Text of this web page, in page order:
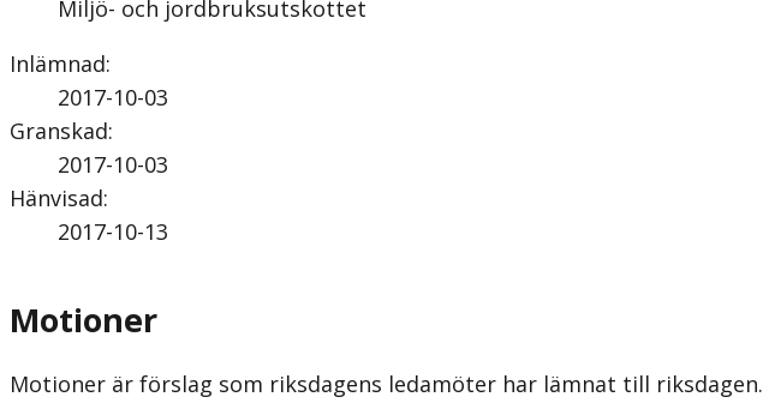
Miljö- och jordbruksutskottet
Inlämnad:
2017-10-03
Granskad:
2017-10-03
Hänvisad:
2017-10-13
Motioner
Motioner är förslag som riksdagens ledamöter har lämnat till riksdagen.